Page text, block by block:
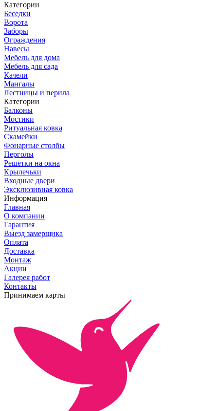
Категории
Беседки
Ворота
Заборы
Ограждения
Навесы
Мебель для дома
Мебель для сада
Качели
Мангалы
Лестницы и перила
Категории
Балконы
Мостики
Ритуальная ковка
Скамейки
Фонарные столбы
Перголы
Решетки на окна
Крылечьки
Входные двери
Эксклюзивная ковка
Информация
Главная
О компании
Гарантия
Выезд замерщика
Оплата
Доставка
Монтаж
Акции
Галерея работ
Контакты
Принимаем карты